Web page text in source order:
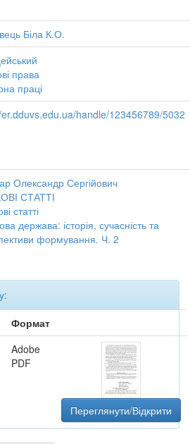
Біла К.О.
права
праці
handle/123456789/5032
Олександр Сергійович
СТАТТІ
статті
держава: історія, сучасність та
формування. Ч. 2
Формат
Adobe
PDF
Переглянути/Відкрити